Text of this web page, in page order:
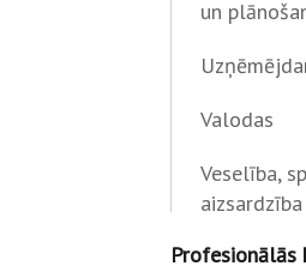
un
Valodas
Veselība,
aizsardzība
Profesionālās